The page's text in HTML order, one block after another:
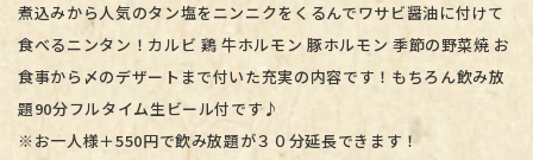
煮込みから人気のタン塩をニンニクをくるんでワサビ醤油に付けて
食べるニンタン！カルビ 鶏 牛ホルモン 豚ホルモン 季節の野菜焼 お
食事から〆のデザートまで付いた充実の内容です！もちろん飲み放
題90分フルタイム生ビール付です♪
※お一人様＋550円で飲み放題が３０分延長できます！